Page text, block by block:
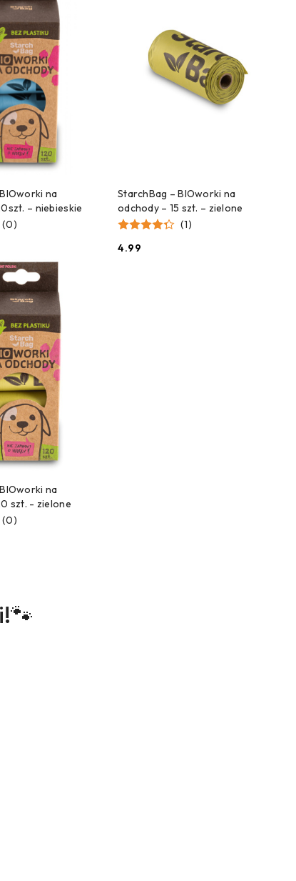
na
– niebieskie
(0)
StarchBag – BIOworki na
odchody – 15 szt. – zielone
(1)
Cena:
4.99
na
szt. - zielone
(0)